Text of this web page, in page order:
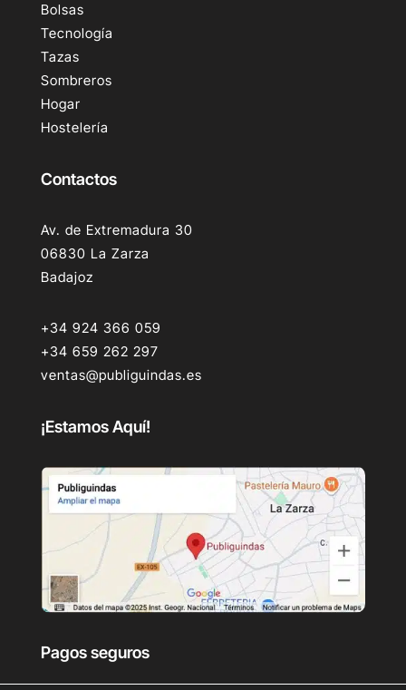
Bolsas
Tecnología
Tazas
Sombreros
Hogar
Hostelería
Contactos
Av. de Extremadura 30
06830 La Zarza
Badajoz
+34 924 366 059
+34 659 262 297
ventas@publiguindas.es
¡Estamos Aquí!
Pagos seguros